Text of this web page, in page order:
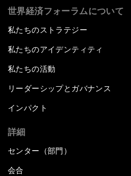
世界経済フォーラムについて
私たちのストラテジー
私たちのアイデンティティ
私たちの活動
リーダーシップとガバナンス
インパクト
詳細
センター（部門）
会合